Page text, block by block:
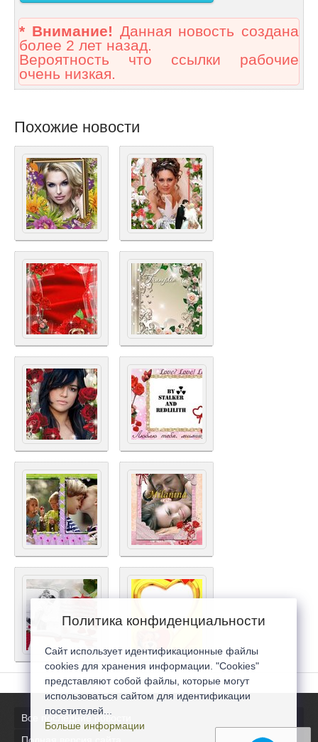
* Внимание! Данная новость создана
более 2 лет назад.
Вероятность что ссылки рабочие
очень низкая.
Похожие новости
Все последние новости
Политика конфиденциальности
Сайт использует идентификационные файлы
cookies для хранения информации. "Cookies"
представляют собой файлы, которые могут
использоваться сайтом для идентификации
посетителей...
Больше информации